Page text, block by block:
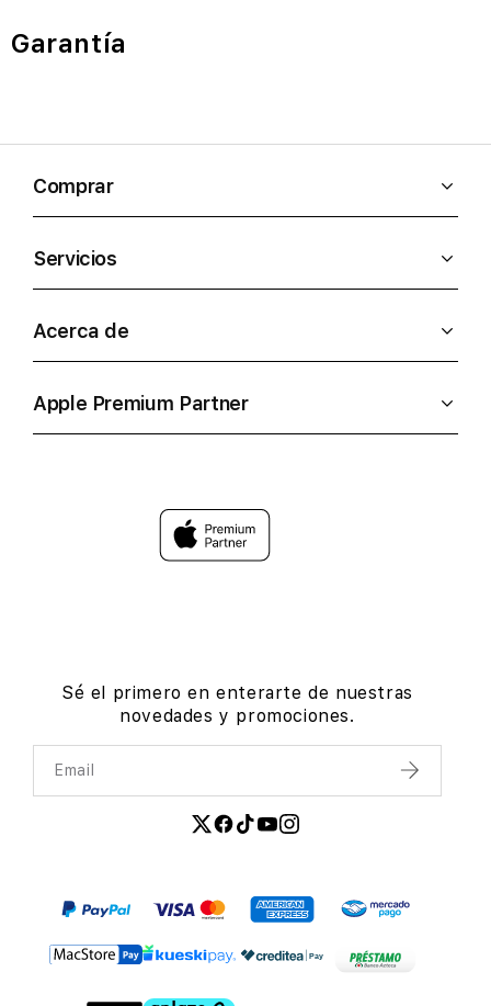
Garantía
Comprar
Servicios
Acerca de
Apple Premium Partner
Sé el primero en enterarte de nuestras
novedades y promociones.
Email